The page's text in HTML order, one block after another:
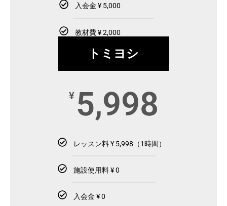
入会金 ¥ 5,000
教材費 ¥ 2,000
トミヨシ
¥ 5,998
レッスン料 ¥ 5,998（1時間）
施設使用料 ¥ 0
入会金 ¥ 0